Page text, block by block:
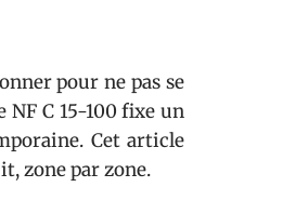
pour ne pas se
C 15-100 fixe un
Cet article
zone par zone.